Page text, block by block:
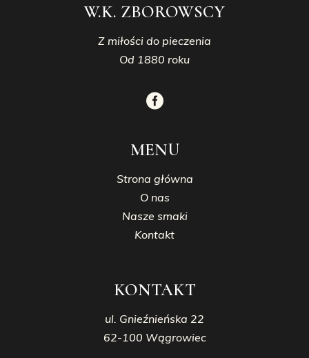
W.K. ZBOROWSCY
Z miłości do pieczenia
Od 1880 roku
MENU
Strona główna
O nas
Nasze smaki
Kontakt
KONTAKT
ul. Gnieźnieńska 22
62-100 Wągrowiec